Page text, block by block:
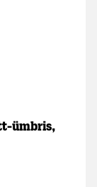
ümbris,